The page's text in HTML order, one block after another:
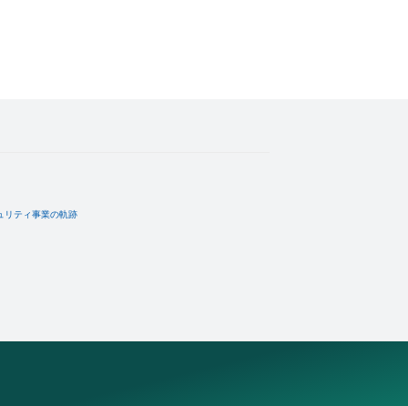
リティ事業の軌跡